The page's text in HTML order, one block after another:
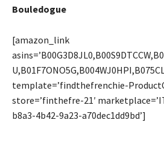
Bouledogue
[amazon_link
template=’findthefrenchie-
store=’finthefre-21′
b8a3-4b42-9a23-a70dec1dd9bd’]